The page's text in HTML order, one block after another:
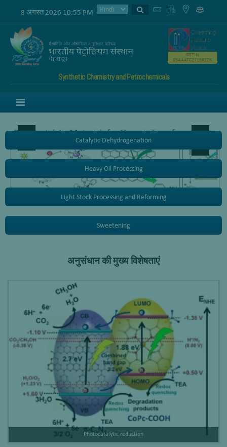
8 अगस्त 2026 10:55 PM
Synthetic Chemistry and Petrochemicals
GSTIN
05AAATC2716R2ZK
Catalytic Dehydrogenation
Heavy Oil Processing
Light Stock Processing and Reforming
Sweetening
अनुसंधान की मुख्य विशेषताएं
Photocatalytic reduction